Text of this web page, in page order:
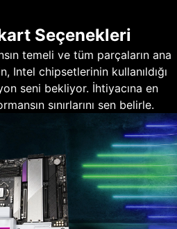
Seçenekleri
temeli ve tüm parçaların ana
Intel chipsetlerinin kullanıldığı
seni bekliyor. İhtiyacına en
sınırlarını sen belirle.